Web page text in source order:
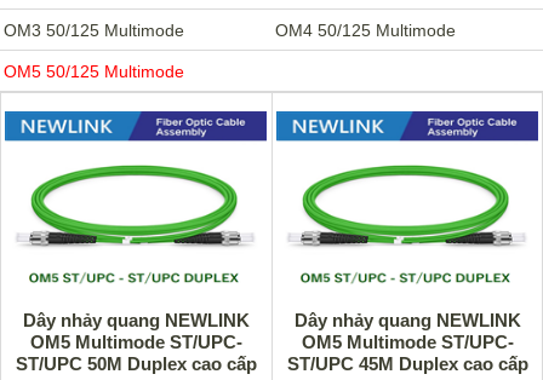
OM3 50/125 Multimode OM4 50/125 Multimode
OM5 50/125 Multimode
Dây nhảy quang NEWLINK
OM5 Multimode ST/UPC-
ST/UPC 50M Duplex cao cấp
Dây nhảy quang NEWLINK
OM5 Multimode ST/UPC-
ST/UPC 45M Duplex cao cấp